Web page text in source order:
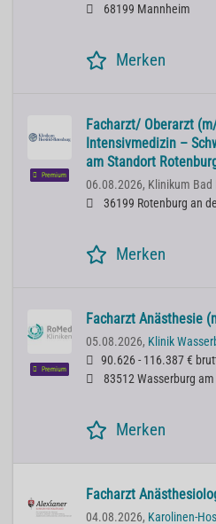
68199 Mannheim
Merken
Premium
Facharzt/ Oberarzt
Intensivmedizin –
am Standort
06.08.2026, Klinikum Bad
36199 Rotenburg an
Merken
Premium
Facharzt Anästhesie
05.08.2026, Klinik
90.626 - 116.387 €
83512 Wasserburg
Merken
Facharzt
04.08.2026, Karolinen-